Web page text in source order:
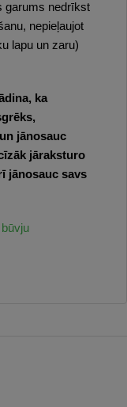
garums nedrīkst
nepieļaujot
lapu un zaru)
ka
jānosauc
jāraksturo
jānosauc savs